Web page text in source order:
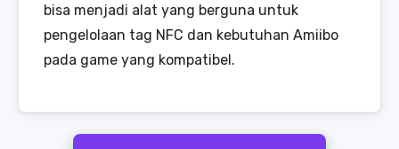
bisa menjadi alat yang berguna untuk
pengelolaan tag NFC dan kebutuhan Amiibo
pada game yang kompatibel.